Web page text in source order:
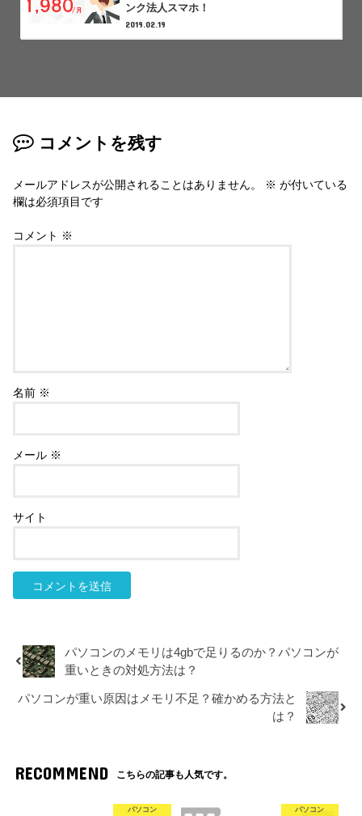
ンク法人スマホ！
2019.02.19
コメントを残す
メールアドレスが公開されることはありません。 ※ が付いている
欄は必須項目です
コメント ※
名前 ※
メール ※
サイト
パソコンのメモリは4gbで足りるのか？パソコンが
重いときの対処方法は？
パソコンが重い原因はメモリ不足？確かめる方法と
は？
RECOMMEND こちらの記事も人気です。
パソコン パソコン